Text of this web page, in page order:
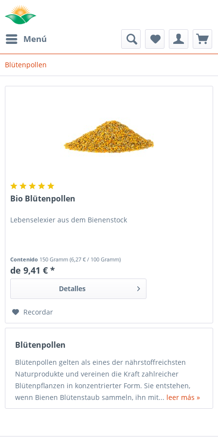
Menú
Blütenpollen
Bio Blütenpollen
Lebenselexier aus dem Bienenstock
Contenido 150 Gramm(6,27 € / 100 Gramm)
de 9,41 € *
Detalles
Recordar
Blütenpollen
Blütenpollen gelten als eines der nährstoffreichsten
Naturprodukte und vereinen die Kraft zahlreicher
Blütenpflanzen in konzentrierter Form. Sie entstehen,
wenn Bienen Blütenstaub sammeln, ihn mit... leer más »